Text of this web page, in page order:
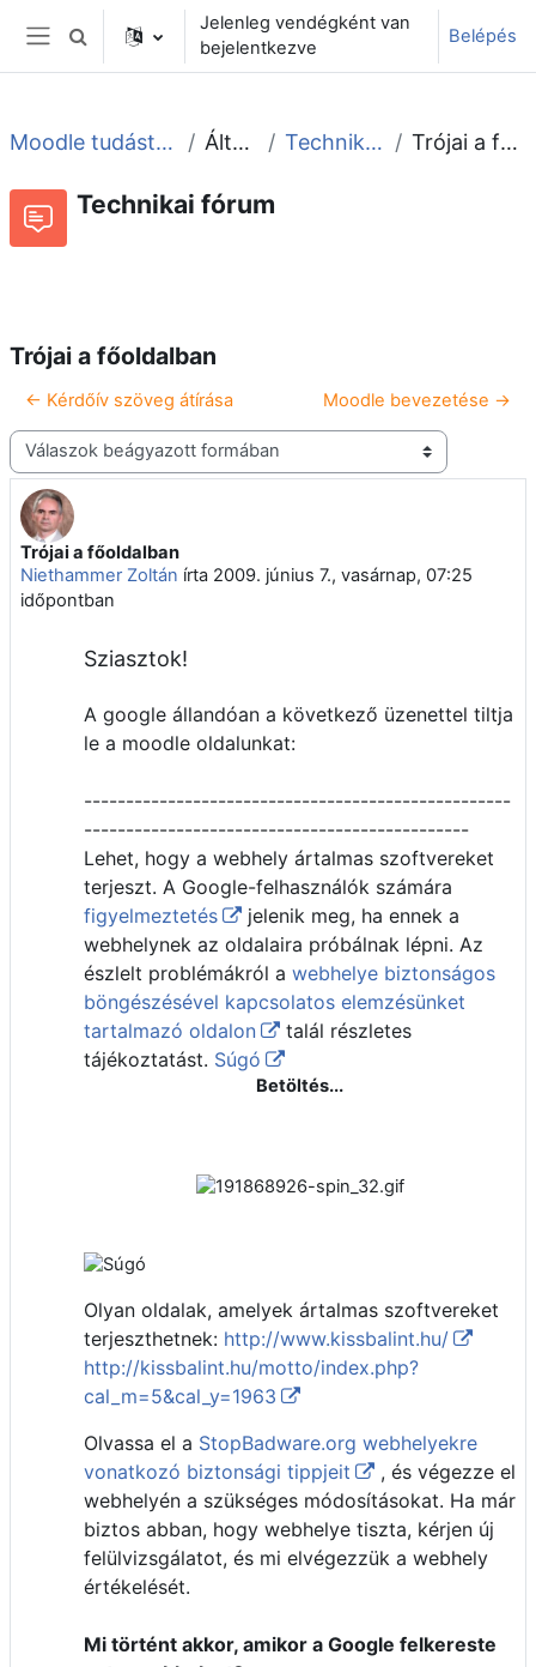
Tovább a fő tartalomhoz
Oldalpanel
Keresési bemeneti adatok váltása
Jelenleg vendégként van
bejelentkezve
Belépés
Moodle tudástár és fórum Általános Technikai fórum Trójai a főoldalban
Technikai fórum
Trójai a főoldalban
← Kérdőív szöveg átírása Moodle bevezetése →
Megjelenítési mód
Trójai a főoldalban
Niethammer Zoltán írta 2009. június 7., vasárnap, 07:25
időpontban
Válaszok szám: 5
Sziasztok!
A google állandóan a következő üzenettel tiltja
le a moodle oldalunkat:
---------------------------------------------------
----------------------------------------------
Lehet, hogy a webhely ártalmas szoftvereket
terjeszt. A Google-felhasználók számára
figyelmeztetés
jelenik meg, ha ennek a
webhelynek az oldalaira próbálnak lépni. Az
észlelt problémákról a webhelye biztonságos
böngészésével kapcsolatos elemzésünket
tartalmazó oldalon
talál részletes
tájékoztatást. Súgó
Betöltés...
Olyan oldalak, amelyek ártalmas szoftvereket
terjeszthetnek: http://www.kissbalint.hu/
http://kissbalint.hu/motto/index.php?
cal_m=5&cal_y=1963
Olvassa el a StopBadware.org webhelyekre
vonatkozó biztonsági tippjeit
, és végezze el
webhelyén a szükséges módosításokat. Ha már
biztos abban, hogy webhelye tiszta, kérjen új
felülvizsgálatot, és mi elvégezzük a webhely
értékelését.
Mi történt akkor, amikor a Google felkereste